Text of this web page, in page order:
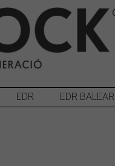
EDR EDR